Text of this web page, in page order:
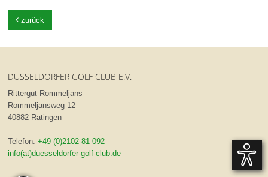
 zurück
DÜSSELDORFER GOLF CLUB E.V.
Rittergut Rommeljans
Rommeljansweg 12
40882 Ratingen
Telefon:+49 (0)2102-81 092
info(at)duesseldorfer-golf-club.de